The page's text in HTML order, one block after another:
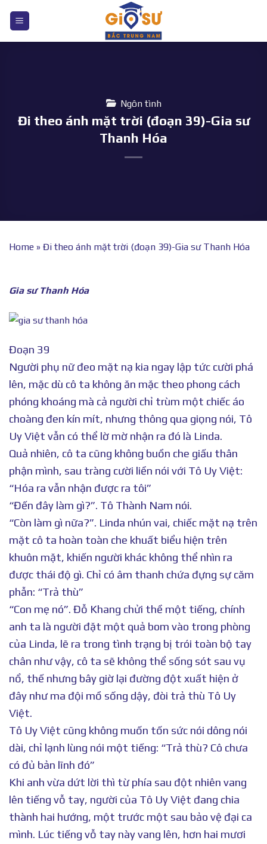
nội
Ngôn tình
Đi theo ánh mặt trời (đoạn 39)-Gia sư
Thanh Hóa
Home » Đi theo ánh mặt trời (đoạn 39)-Gia sư Thanh Hóa
Gia sư Thanh Hóa
Đoạn 39
Người phụ nữ đeo mặt nạ kia ngay lập tức cười phá
lên, mặc dù cô ta không ăn mặc theo phong cách
phóng khoáng mà cả người chỉ trùm một chiếc áo
choàng đen kín mít, nhưng thông qua giọng nói, Tô
Uy Việt vẫn có thể lờ mờ nhận ra đó là Linda.
Quả nhiên, cô ta cũng không buồn che giấu thân
phận mình, sau tràng cười liền nói với Tô Uy Việt:
“Hóa ra vẫn nhận được ra tôi”
“Đến đây làm gì?”. Tô Thành Nam nói.
“Còn làm gì nữa?”. Linda nhún vai, chiếc mặt nạ trên
mặt cô ta hoàn toàn che khuất biểu hiện trên
khuôn mặt, khiến người khác không thể nhìn ra
được thái độ gì. Chỉ có âm thanh chứa đựng sự căm
phẫn: “Trả thù”
“Con mẹ nó”. Đỗ Khang chửi thề một tiếng, chính
anh ta là người đặt một quả bom vào trong phòng
của Linda, lẽ ra trong tình trạng bị trói toàn bộ tay
chân như vậy, cô ta sẽ không thể sống sót sau vụ
nổ, thế nhưng bây giờ lại đường đột xuất hiện ở
đây như ma đội mồ sống dậy, đòi trả thù Tô Uy
Việt.
Tô Uy Việt cũng không muốn tốn sức nói dông nói
dài, chỉ lạnh lùng nói một tiếng: “Trả thù? Cô chưa
có đủ bản lĩnh đó”
Khi anh vừa dứt lời thì từ phía sau đột nhiên vang
lên tiếng vỗ tay, người của Tô Uy Việt đang chia
thành hai hướng, một trước một sau bảo vệ đại ca
mình. Lúc tiếng vỗ tay này vang lên, hơn hai mươi